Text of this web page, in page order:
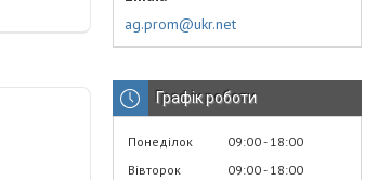
ag.prom@ukr.net
Графік роботи
Понеділок 09:00 18:00
Вівторок
09:00 18:00